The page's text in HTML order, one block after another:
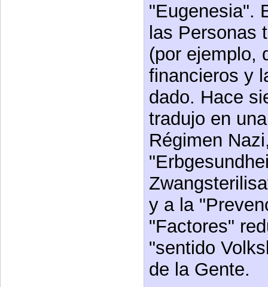
"Eugenesia".
las Personas
(por ejemplo,
financieros y
dado. Hace
tradujo en
Régimen
y a la
"Factores"
"sentido
de la Gente.